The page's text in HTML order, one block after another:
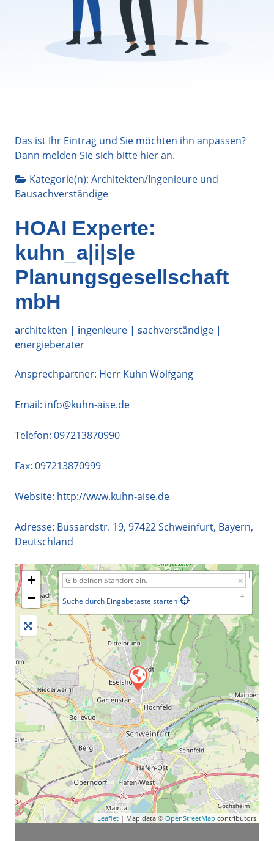
Das ist Ihr Eintrag und Sie möchten ihn anpassen?
Dann melden Sie sich bitte hieran.
Kategorie(n): Architekten/Ingenieure und
Bausachverständige
HOAI Experte:
kuhn_a|i|s|e
Planungsgesellschaft
mbH
architekten | ingenieure | sachverständige |
energieberater
Ansprechpartner: Herr Kuhn Wolfgang
Email: info@kuhn-aise.de
Telefon: 097213870990
Fax: 097213870999
Website: http://www.kuhn-aise.de
Adresse: Bussardstr. 19, 97422Schweinfurt, Bayern,
Deutschland
+
−
Suche durch Eingabetaste starten
Leaflet | Map data © OpenStreetMap contributors